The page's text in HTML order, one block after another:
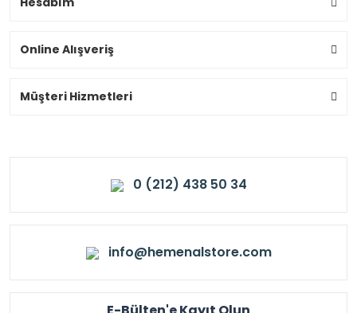
Online Alışveriş
Müşteri Hizmetleri
0 (212) 438 50 34
info@hemenalstore.com